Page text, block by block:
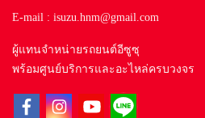
E-mail : isuzu.hnm@gmail.com
ผู้แทนจำหน่ายรถยนต์อีซูซุ
พร้อมศูนย์บริการและอะไหล่ครบวงจร